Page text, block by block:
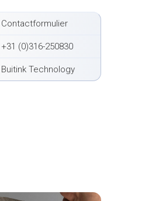
Contactformulier
+31 (0)316-250830
Buitink Technology